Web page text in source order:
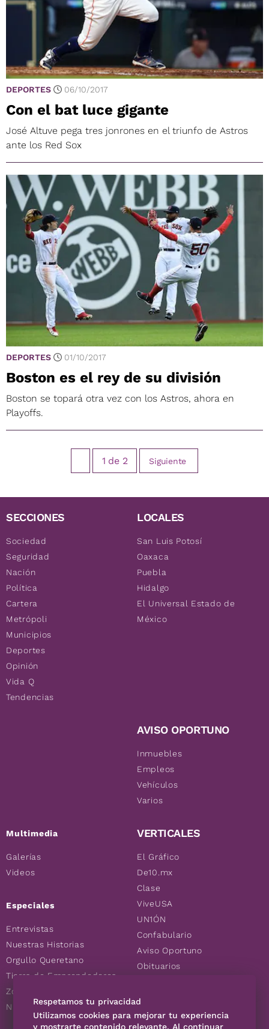
DEPORTES 06/10/2017
Con el bat luce gigante
José Altuve pega tres jonrones en el triunfo de Astros
ante los Red Sox
DEPORTES 01/10/2017
Boston es el rey de su división
Boston se topará otra vez con los Astros, ahora en
Playoffs.
1 de 2 Siguiente
SECCIONES
Sociedad
Seguridad
Nación
Política
Cartera
Metrópoli
Municipios
Deportes
Opinión
Vida Q
Tendencias
Multimedia
Galerías
Videos
Especiales
Entrevistas
Nuestras Historias
Orgullo Queretano
Tierra de Emprendedores
Zoociales
Nuevos Queretanos
LOCALES
San Luis Potosí
Oaxaca
Puebla
Hidalgo
El Universal Estado de
México
AVISO OPORTUNO
Inmuebles
Empleos
Vehículos
Varios
VERTICALES
El Gráfico
De10.mx
Clase
ViveUSA
UN1ÓN
Confabulario
Aviso Oportuno
Obituarios
Consultas
Respetamos tu privacidad
Utilizamos cookies para mejorar tu experiencia
y mostrarte contenido relevante. Al continuar